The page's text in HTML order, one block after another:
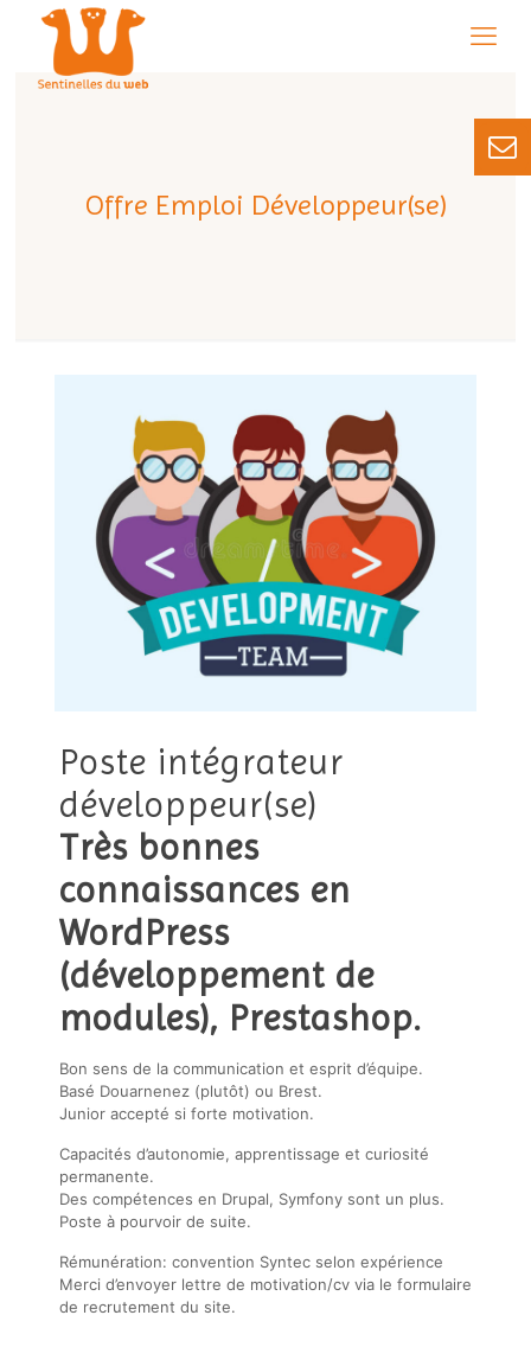
Offre Emploi Développeur(se)
Poste intégrateur
développeur(se)
Très bonnes
connaissances en
WordPress
(développement de
modules), Prestashop.
Bon sens de la communication et esprit d’équipe.
Basé Douarnenez (plutôt) ou Brest.
Junior accepté si forte motivation.
Capacités d’autonomie, apprentissage et curiosité
permanente.
Des compétences en Drupal, Symfony sont un plus.
Poste à pourvoir de suite.
Rémunération: convention Syntec selon expérience
Merci d’envoyer lettre de motivation/cv via le formulaire
de recrutement du site.